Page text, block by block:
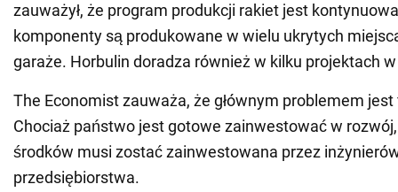
zauważył, że program produkcji rakiet jest
komponenty są produkowane w wielu ukrytych
garaże. Horbulin doradza również w kilku projektach
The Economist zauważa, że głównym problemem
Chociaż państwo jest gotowe zainwestować w
środków musi zostać zainwestowana przez
przedsiębiorstwa.